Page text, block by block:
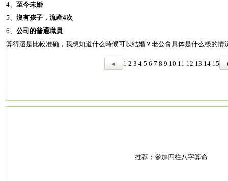
4、 至今未婚
5、 沒有孩子，流產4次
6、 公司的普通職員
算得還是比較准确，我想知道什么時候可以結婚？老公會具体是什么樣的情
1 2 3 4 5 6 7 8 9 10 11 12 13 14 15
推荐： 參加四柱八字算命